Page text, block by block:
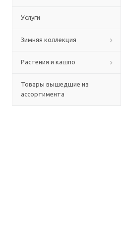
Услуги
Зимняя коллекция
Растения и кашпо
Товары вышедшие из
ассортимента